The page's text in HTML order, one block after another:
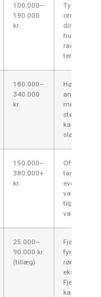
100.000–
190.000
kr.
Typisk
området —
husets
180.000–
340.000
kr.
Høj
men god
større
kan give
150.000–
380.000+
kr.
Ofte
eventuel
varmekilde
tilpasning
25.000–
90.000 kr.
(tillæg)
Fjernelse
fyr,
rørsystem
Fjernelse
kan være